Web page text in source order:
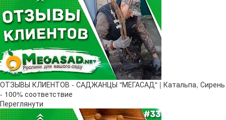
ОТЗЫВЫ КЛИЕНТОВ - САДЖАНЦЫ "МЕГАСАД" | Катальпа, Сирень
- 100% соответствие
Переглянути